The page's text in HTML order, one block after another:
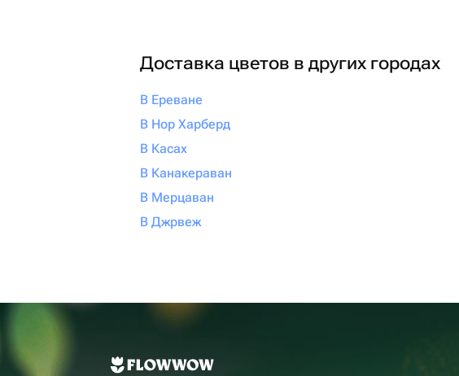
Доставка цветов в других городах
В Ереване
В Нор Харберд
В Касах
В Канакераван
В Мерцаван
В Джрвеж